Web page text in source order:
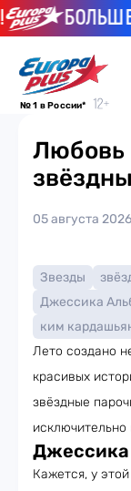
БОЛЬШЕ
№ 1 в России*
Любовь
05 августа 2026
Звезды
Джессика
ким
Лето создано
красивых
звёздные
исключительно
Джессика
Кажется, у